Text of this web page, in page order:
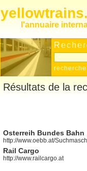
l'annuaire
Résultats de la
Osterreih Bundes Bahn
http://www.oebb.at/
Rail Cargo
http://www.railcargo.at